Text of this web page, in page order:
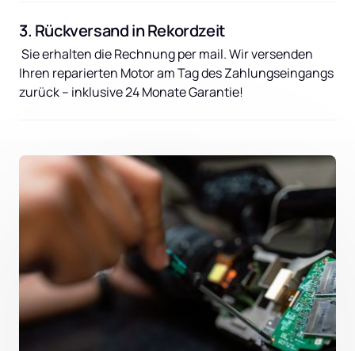
3. Rückversand in Rekordzeit
Ihren reparierten Motor am Tag des Zahlungseingangs
zurück – inklusive 24 Monate Garantie!